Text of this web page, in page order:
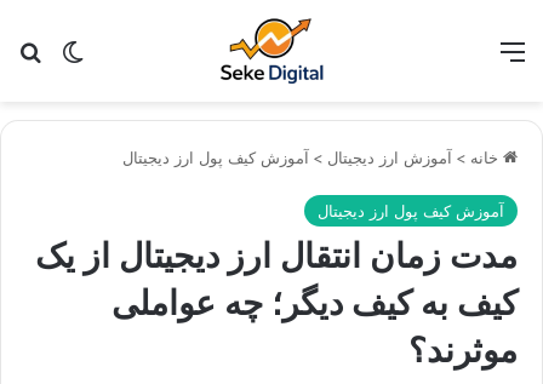
تغییر منو
خانه > آموزش ارز دیجیتال > آموزش کیف پول ارز دیجیتال
آموزش کیف پول ارز دیجیتال
مدت زمان انتقال ارز دیجیتال از یک
کیف به کیف دیگر؛ چه عواملی
موثرند؟